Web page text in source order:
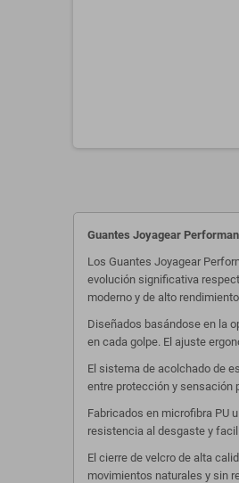
Guantes Joyagear
Los Guantes Joyagear
evolución significativa
moderno y de alto
Diseñados basándose en la
en cada golpe. El ajuste
El sistema de acolchado de
entre protección y sensación
Fabricados en microfibra PU
resistencia al desgaste y
El cierre de velcro de alta
movimientos naturales y sin